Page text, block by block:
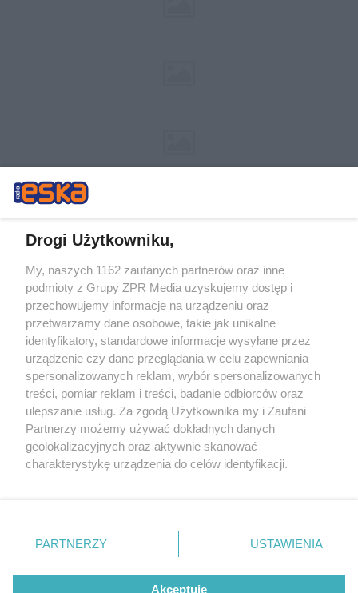
Żaden utwór zamieszczony w serwisie nie może być powielany i
rozpowszechniany lub dalej rozpowszechniany w jakikolwiek sposób (w
tym także elektroniczny lub mechaniczny) na jakimkolwiek polu
eksploatacji w jakiejkolwiek formie, włącznie z umieszczaniem w
Internecie bez pisemnej zgody właściciela praw. Jakiekolwiek użycie lub
wykorzystanie utworów w całości lub w części z naruszeniem prawa,
tzn. bez właściwej zgody, jest zabronione pod groźbą kary i może być
ścigane prawnie.
© 2026 Grupa ZPR Media
Drogi Użytkowniku,
My, naszych 1162 zaufanych partnerów oraz inne
podmioty z Grupy ZPR Media uzyskujemy dostęp i
przechowujemy informacje na urządzeniu oraz
przetwarzamy dane osobowe, takie jak unikalne
identyfikatory, standardowe informacje wysyłane przez
urządzenie czy dane przeglądania w celu zapewniania
spersonalizowanych reklam, wybór spersonalizowanych
treści, pomiar reklam i treści, badanie odbiorców oraz
ulepszanie usług. Za zgodą Użytkownika my i Zaufani
Partnerzy możemy używać dokładnych danych
geolokalizacyjnych oraz aktywnie skanować
charakterystykę urządzenia do celów identyfikacji.
zmienić/wycofać klikając przycisk ustawień prywatności
znajdujący się w lewym dolnym rogu strony
rodzaje przetwarzania danych nie wymagają zgody
użytkownika, ale masz prawo sprzeciwić się takiemu
PARTNERZY USTAWIENIA
Akceptuję